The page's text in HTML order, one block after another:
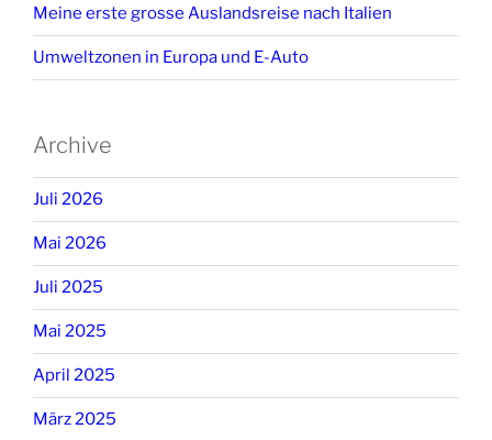
Meine erste grosse Auslandsreise nach Italien
Umweltzonen in Europa und E-Auto
Archive
Juli 2026
Mai 2026
Juli 2025
Mai 2025
April 2025
März 2025